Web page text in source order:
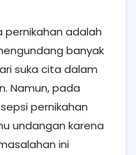
pernikahan adalah
banyak
suka cita dalam
Namun, pada
pernikahan
undangan karena
ini